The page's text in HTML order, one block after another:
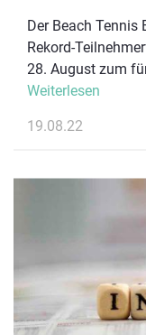
Der Beach
Rekord-
28. August zum
Saarlouis. Die
Tennis World
Meisterschaften
Weiterlesen
19.08.22